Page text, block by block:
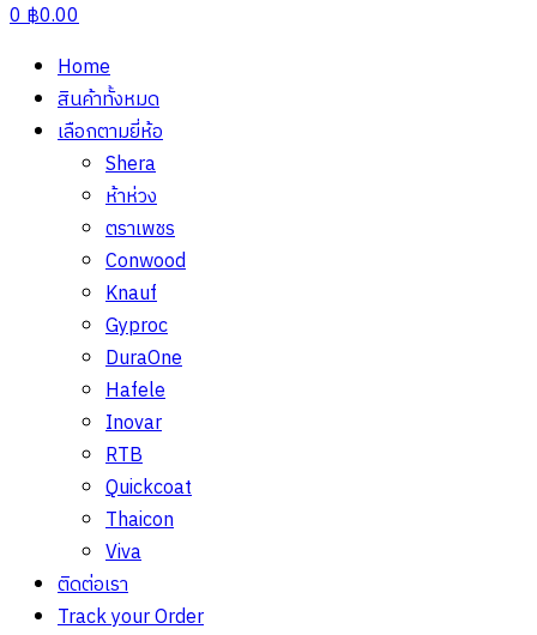
0฿0.00
Home
สินค้าทั้งหมด
เลือกตามยี่ห้อ
Shera
ห้าห่วง
ตราเพชร
Conwood
Knauf
Gyproc
DuraOne
Hafele
Inovar
RTB
Quickcoat
Thaicon
Viva
ติดต่อเรา
Track your Order